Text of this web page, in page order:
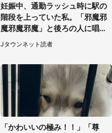
妊娠中、通勤ラッシュ時に駅の
階段を上っていた私。「邪魔邪
魔邪魔邪魔」と後ろの人に唱え
られて（神奈川県・30代女性）
Jタウンネット読者
「かわいいの極み！！」「尊